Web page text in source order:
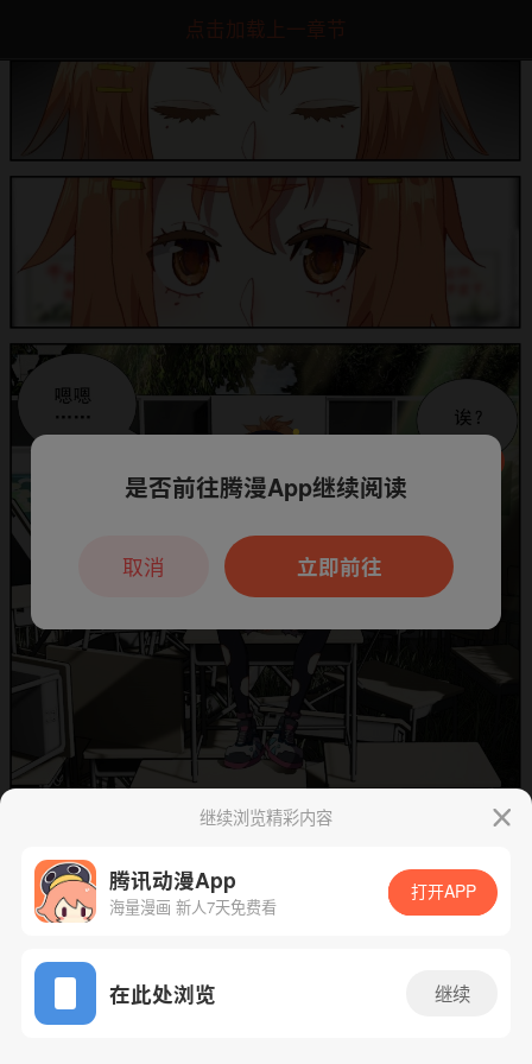
点击加载上一章节
App免费看
继续浏览精彩内容
腾讯动漫App
海量漫画 新人7天免费看
打开APP
在此处浏览 继续
本章节仅支持App阅读，可打开App新用
户7天免费看
是否前往腾漫App继续阅读
立即前往
取消